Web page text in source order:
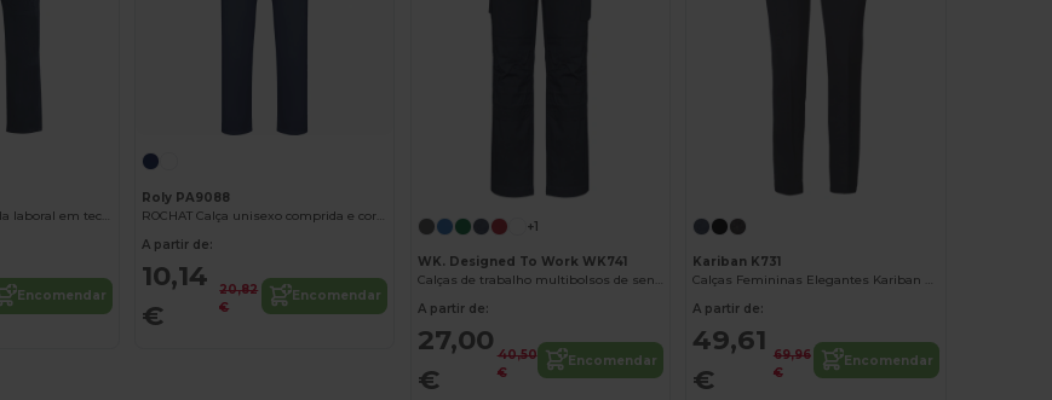
SAFETY Calça comprida laboral em tecido de algodão
Encomendar
Roly PA9088
ROCHAT Calça unisexo comprida e corte recto
A partir de:
10,14
€
20,82
€
Encomendar
+1
WK. Designed To Work WK741
Calças de trabalho multibolsos de senhora
A partir de:
27,00
€
40,50
€
Encomendar
Kariban K731
Calças Femininas Elegantes Kariban K731
A partir de:
49,61
€
69,96
€
Encomendar